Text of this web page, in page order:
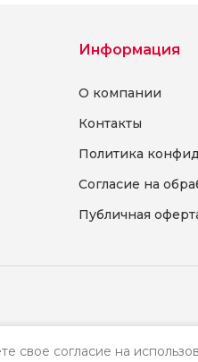
Информация
О компании
Контакты
Политика
Согласие на
Публичная
свое согласие на